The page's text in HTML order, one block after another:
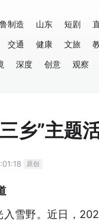
制造 山东 短剧
交通 健康 文旅
深度 创意 观察
乡”主题
原创
雪野。近日，